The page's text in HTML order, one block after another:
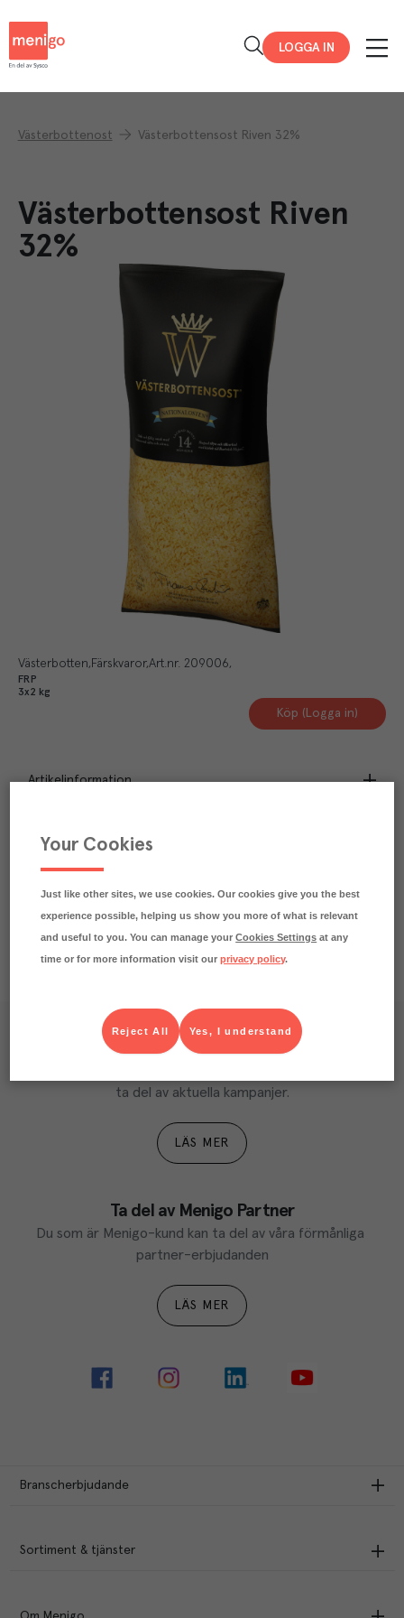
LOGGA IN
Västerbottenost Västerbottensost Riven 32%
Västerbottensost Riven
32%
Västerbotten Färskvaror Art.nr. 209006
FRP
3x2 kg
Köp (Logga in)
Artikelinformation
Våra kundtidningar
ta del av aktuella kampanjer.
LÄS MER
Ta del av Menigo Partner
Du som är Menigo-kund kan ta del av våra förmånliga
partner-erbjudanden
LÄS MER
Branscherbjudande
Sortiment & tjänster
Your Cookies
Just like other sites, we use cookies. Our cookies give you the best
experience possible, helping us show you more of what is relevant
and useful to you. You can manage yourCookies Settings at any
time or for more information visit ourprivacy policy.
Yes, I understand
Reject All